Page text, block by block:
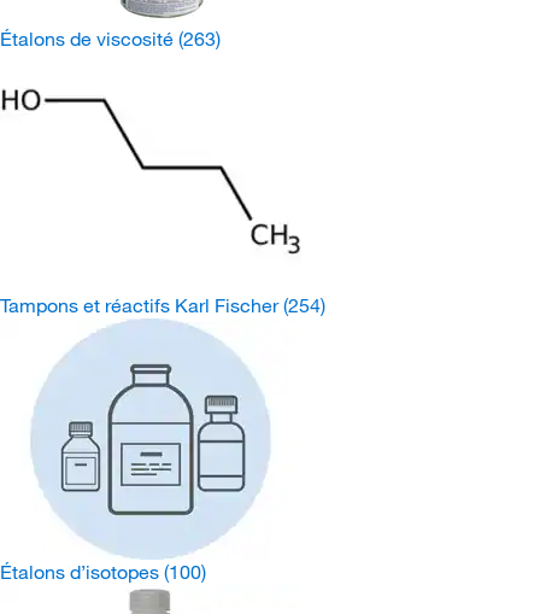
Étalons de viscosité (263)
Tampons et réactifs Karl Fischer(254)
Étalons d’isotopes (100)